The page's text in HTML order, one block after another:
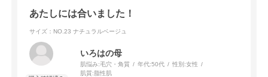
あたしには合いました！
サイズ：NO.23 ナチュラルベージュ
いろはの母
肌悩み:毛穴・角質 年代:50代 性別:女性
肌質: 脂性肌